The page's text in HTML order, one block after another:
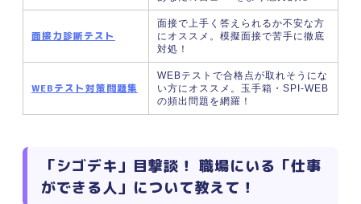
⑤自分はプロだという自覚を持っている
反面教師にすべし！ 「仕事ができない人」の4つ
①約束や締め切りを守れない
②指示待ちの姿勢で仕事をする
③自分の仕事のやり方に固執している
目指せシゴデキ！ 今からすぐに取り入れられる改
面接力診断テスト
面接で上手く答えられるか不安な方
にオススメ。模擬面接で苦手に徹底
対処！
WEBテスト対策問題集
WEBテストで合格点が取れそうにな
い方にオススメ。玉手箱・SPI-WEB
の頻出問題を網羅！
「シゴデキ」目撃談！ 職場にいる「仕事
ができる人」について教えて！